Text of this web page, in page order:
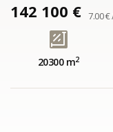
142 100 € 7.00 €
20300 m2